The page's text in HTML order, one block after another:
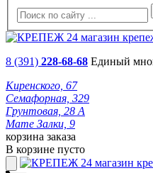
8 (391) 228-68-68 Единый
Киренского, 67
Семафорная, 329
Грунтовая, 28 А
Мате Залки, 9
корзина заказа
В корзине пусто